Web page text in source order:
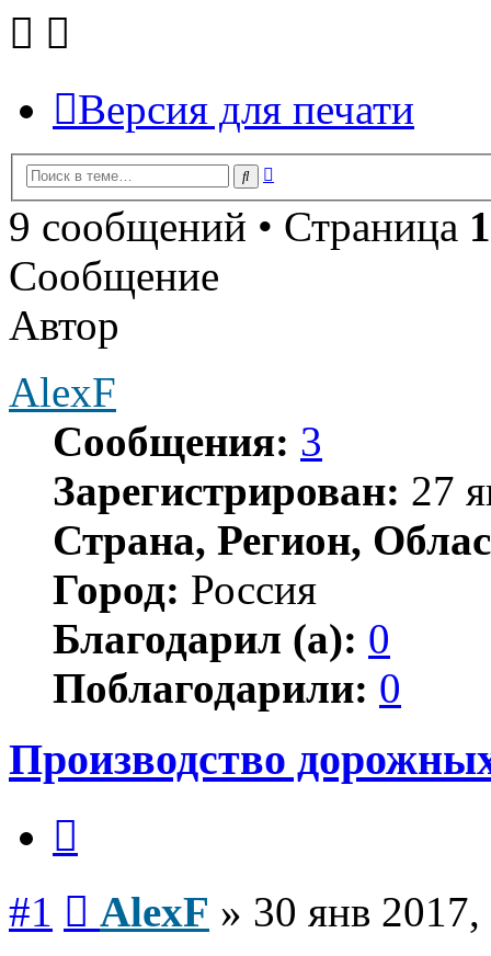
Версия для печати
Поиск
9 сообщений • Страница 1
Сообщение
Автор
AlexF
Сообщения: 3
Зарегистрирован: 27
Страна, Регион,
Город: Россия
Благодарил (а): 0
Поблагодарили: 0
Производство
#1 AlexF » 30 янв